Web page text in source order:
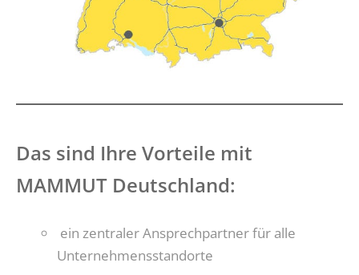
Das sind Ihre Vorteile mit
MAMMUT Deutschland:
ein zentraler Ansprechpartner für alle
Unternehmensstandorte